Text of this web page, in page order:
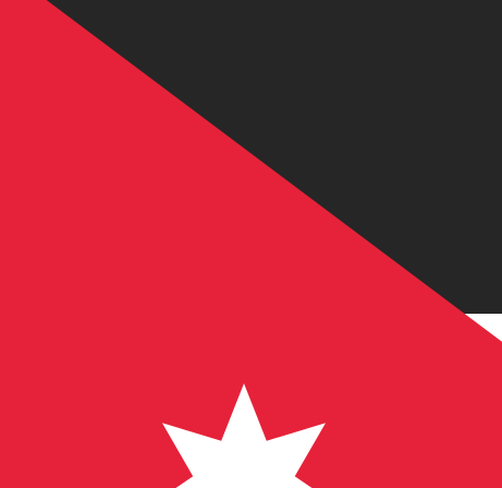
Dinar jordaniano
JOD
Taxa de mercado médio às 08:30 UTC
Podemos
Usamos a taxa de mercado médio no nosso
Você sabia que é possível enviar dinheiro para o exterior